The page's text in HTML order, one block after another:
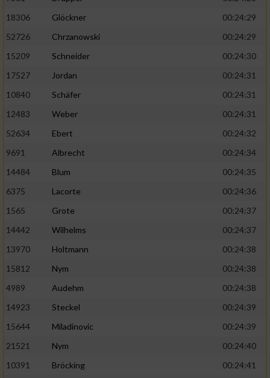
18306
Glöckner
00:24:29
52726
Chrzanowski
00:24:29
15209
Schneider
00:24:30
17527
Jordan
00:24:31
10840
Schäfer
00:24:31
12483
Weber
00:24:31
52634
Ebert
00:24:32
9691
Albrecht
00:24:34
14484
Blum
00:24:35
6375
Lacorte
00:24:36
1565
Grote
00:24:37
14442
Wilhelms
00:24:37
13970
Holtmann
00:24:38
15812
Nym
00:24:38
4989
Audehm
00:24:38
14923
Steckel
00:24:39
15644
Miladinovic
00:24:39
21521
Nym
00:24:40
10391
Bröcking
00:24:41